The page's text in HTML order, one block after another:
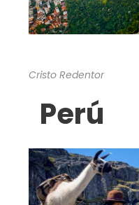
Cristo Redentor
Perú